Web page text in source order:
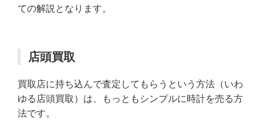
ての解説となります。
店頭買取
買取店に持ち込んで査定してもらうという方法（いわ
ゆる店頭買取）は、もっともシンプルに時計を売る方
法です。